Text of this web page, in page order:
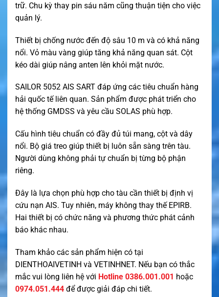
trữ. Chu kỳ thay pin sáu năm cũng thuận tiện cho việc
quản lý.
Thiết bị chống nước đến độ sâu 10 m và có khả năng
nổi. Vỏ màu vàng giúp tăng khả năng quan sát. Cột
kéo dài giúp nâng anten lên khỏi mặt nước.
SAILOR 5052 AIS SART đáp ứng các tiêu chuẩn hàng
hải quốc tế liên quan. Sản phẩm được phát triển cho
hệ thống GMDSS và yêu cầu SOLAS phù hợp.
Cấu hình tiêu chuẩn có đầy đủ túi mang, cột và dây
nổi. Bộ giá treo giúp thiết bị luôn sẵn sàng trên tàu.
Người dùng không phải tự chuẩn bị từng bộ phận
riêng.
Đây là lựa chọn phù hợp cho tàu cần thiết bị định vị
cứu nạn AIS. Tuy nhiên, máy không thay thế EPIRB.
Hai thiết bị có chức năng và phương thức phát cảnh
báo khác nhau.
Tham khảo các sản phẩm hiện có tại
DIENTHOAIVETINH và VETINHNET. Nếu bạn có thắc
mắc vui lòng liên hệ với Hotline 0386.001.001 hoặc
0974.051.444 để được giải đáp chi tiết.